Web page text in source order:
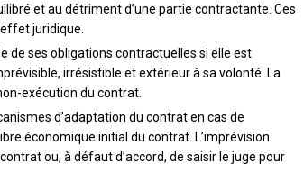
et au détriment d’une partie contractante. Ces
juridique.
de ses obligations contractuelles si elle est
irrésistible et extérieur à sa volonté. La
exécution du contrat.
d’adaptation du contrat en cas de
économique initial du contrat. L’imprévision
ou, à défaut d’accord, de saisir le juge pour